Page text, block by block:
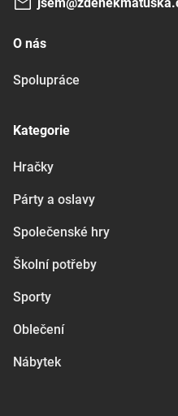
O nás
Spolupráce
Kategorie
Hračky
Párty a oslavy
Společenské hry
Školní potřeby
Sporty
Oblečení
Nábytek